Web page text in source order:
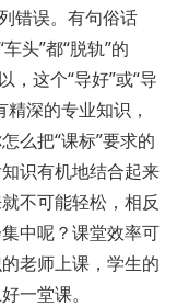
错误。有句俗话
头”都“脱轨”的
，这个“导好”或“导
深的专业知识，
么把“课标”要求的
识有机地结合起来
不可能轻松，相反
中呢？课堂效率可
老师上课，学生的
一堂课。